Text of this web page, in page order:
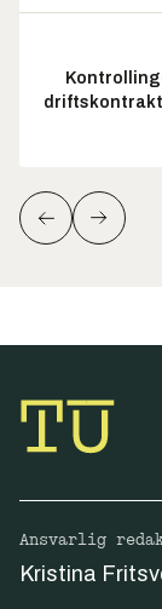
Ansvarlig
Kristina